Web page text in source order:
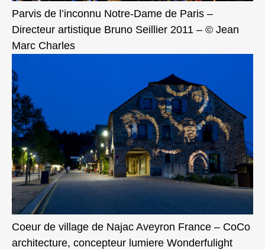
Parvis de l’inconnu Notre-Dame de Paris –
Directeur artistique Bruno Seillier 2011 – © Jean
Marc Charles
Coeur de village de Najac Aveyron France – CoCo
architecture, concepteur lumiere Wonderfulight